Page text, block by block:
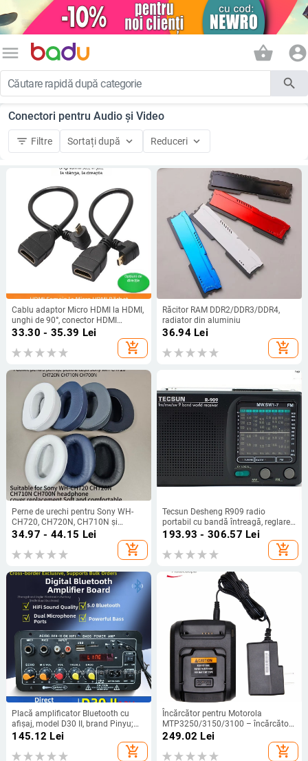
menu shopping_basket account_circle
search
Conectori pentru Audio și Video
filter_list Filtre Sortați după keyboard_arrow_down Reduceri keyboard_arrow_down
Cablu adaptor Micro HDMI la HDMI,
unghi de 90°, conector HDMI
femelă, pentru tablete
33.30 - 35.39 Lei
add_shopping_cart
Răcitor RAM DDR2/DDR3/DDR4,
radiator din aluminiu
36.94Lei
add_shopping_cart
Perne de urechi pentru Sony WH-
CH720, CH720N, CH710N și
CH700N – piele artificială
34.97 - 44.15 Lei
add_shopping_cart
Tecsun Desheng R909 radio
portabil cu bandă întreagă, reglare
manuală a stațiilor, sunet mono,
193.93 - 306.57 Lei
add_shopping_cart
Placă amplificator Bluetooth cu
afișaj, model D30 II, brand Pinyu;
Intrări Bluetooth, USB, TF, FM radio;
DC12V/AC110-240V
145.12 Lei
add_shopping_cart
Încărcător pentru Motorola
MTP3250/3150/3100 – încărcător
de tip stand, rezistent la praf, intrare
249.02 Lei
add_shopping_cart